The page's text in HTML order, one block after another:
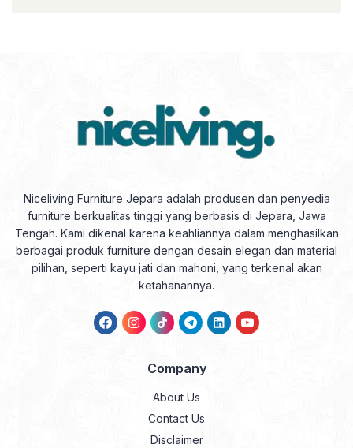
Niceliving Furniture Jepara adalah produsen dan penyedia
furniture berkualitas tinggi yang berbasis di Jepara, Jawa
Tengah. Kami dikenal karena keahliannya dalam menghasilkan
berbagai produk furniture dengan desain elegan dan material
pilihan, seperti kayu jati dan mahoni, yang terkenal akan
ketahanannya.
Company
About Us
Contact Us
Disclaimer